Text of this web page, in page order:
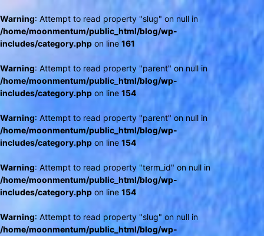
Warning: Attempt to read property "slug" on null in
/home/moonmentum/public_html/blog/wp-
includes/category.php on line 161
Warning: Attempt to read property "parent" on null in
/home/moonmentum/public_html/blog/wp-
includes/category.php on line 154
Warning: Attempt to read property "parent" on null in
/home/moonmentum/public_html/blog/wp-
includes/category.php on line 154
Warning: Attempt to read property "term_id" on null in
/home/moonmentum/public_html/blog/wp-
includes/category.php on line 154
Warning: Attempt to read property "slug" on null in
/home/moonmentum/public_html/blog/wp-